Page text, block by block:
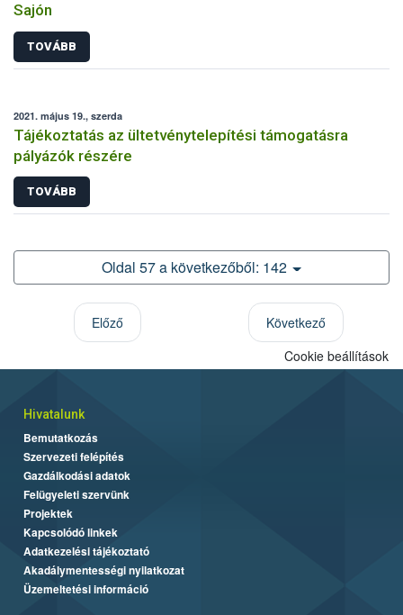
Sajón
TOVÁBB
2021. május 19., szerda
Tájékoztatás az ültetvénytelepítési támogatásra
pályázók részére
TOVÁBB
Oldal 57 a következőből: 142
Előző
Következő
Cookie beállítások
Hivatalunk
Bemutatkozás
Szervezeti felépítés
Gazdálkodási adatok
Felügyeleti szervünk
Projektek
Kapcsolódó linkek
Adatkezelési tájékoztató
Akadálymentességi nyilatkozat
Üzemeltetési információ